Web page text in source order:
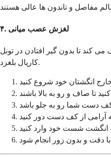
۴. لغزش عصب میانی
تا بدون گیر افتادن در تونل
کارپال بلغزد.